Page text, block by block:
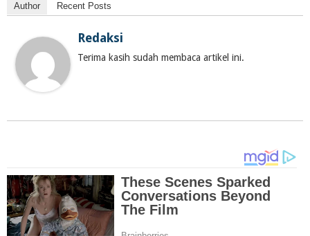
Author Recent Posts
Redaksi
Terima kasih sudah membaca artikel ini.